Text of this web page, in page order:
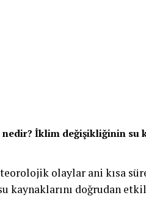
İklim değişikliğinin su
olaylar ani kısa
kaynaklarını doğrudan